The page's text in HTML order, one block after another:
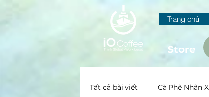
Trang chủ
Store
Tất cả bài viết Cà Phê Nhân